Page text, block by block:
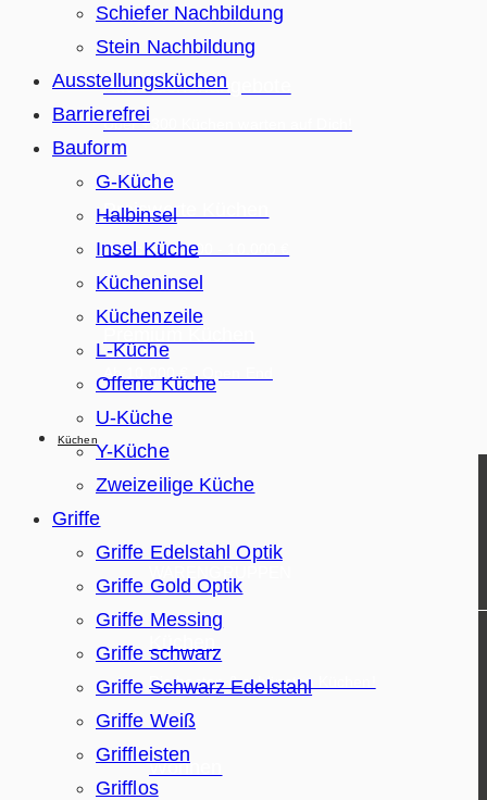
KÜCHENANGEBOTE
Alle Küchenangebote
Über +300 Küchen warten auf Dich!
Preiswerte Küchen
Zwischen 5.000 - 10.000 €
Ab 10.000 € - Open End
Küchen
Küchen
Die besten & schönsten Küchen!
Wohnen
Schiefer Nachbildung
Stein Nachbildung
Ausstellungsküchen
Barrierefrei
Bauform
G-Küche
Halbinsel
Insel Küche
Kücheninsel
Küchenzeile
L-Küche
Offene Küche
U-Küche
Y-Küche
Zweizeilige Küche
Griffe
Griffe Edelstahl Optik
Griffe Gold Optik
Griffe Messing
Griffe schwarz
Griffe Schwarz Edelstahl
Griffe Weiß
Griffleisten
Grifflos